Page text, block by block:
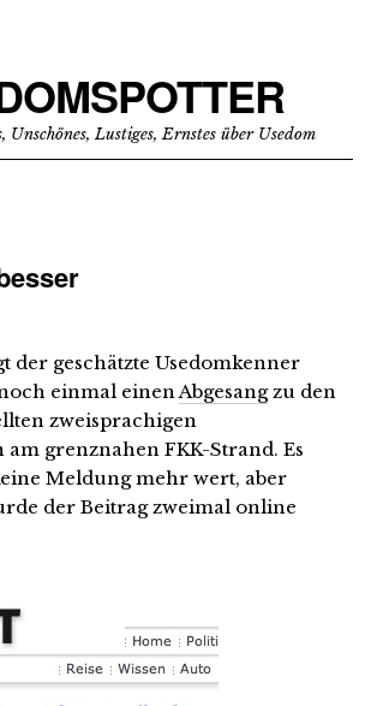
Unschönes, Lustiges, Ernstes über Usedom
der geschätzte Usedomkenner
einmal einenAbgesangzu den
zweisprachigen
grenznahen FKK-Strand. Es
Meldung mehr wert, aber
der Beitrag zweimal online